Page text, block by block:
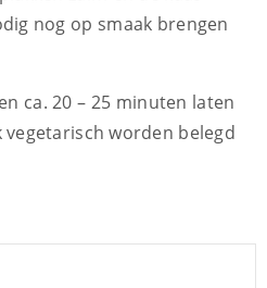
nog op smaak brengen
ca. 20 – 25 minuten laten
vegetarisch worden belegd